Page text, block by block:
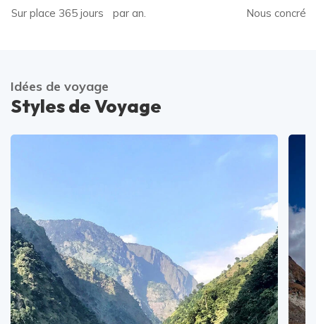
Sur place 365 jours par an. Nous
Idées de voyage
Styles de Voyage